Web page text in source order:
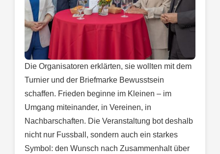
Die Organisatoren erklärten, sie wollten mit dem
Turnier und der Briefmarke Bewusstsein
schaffen. Frieden beginne im Kleinen – im
Umgang miteinander, in Vereinen, in
Nachbarschaften. Die Veranstaltung bot deshalb
nicht nur Fussball, sondern auch ein starkes
Symbol: den Wunsch nach Zusammenhalt über